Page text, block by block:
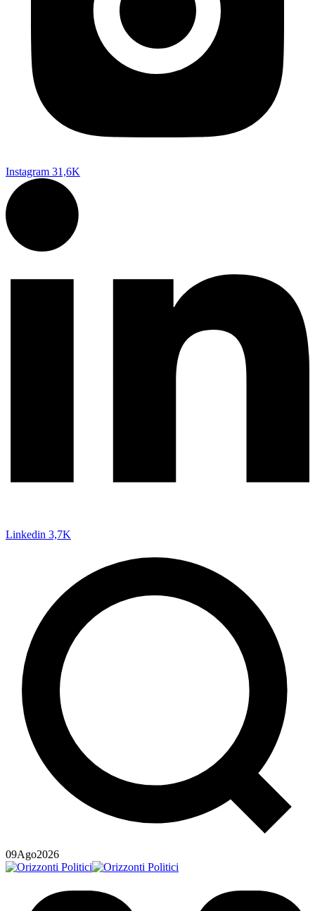
Instagram 31,6K
Linkedin 3,7K
09Ago2026